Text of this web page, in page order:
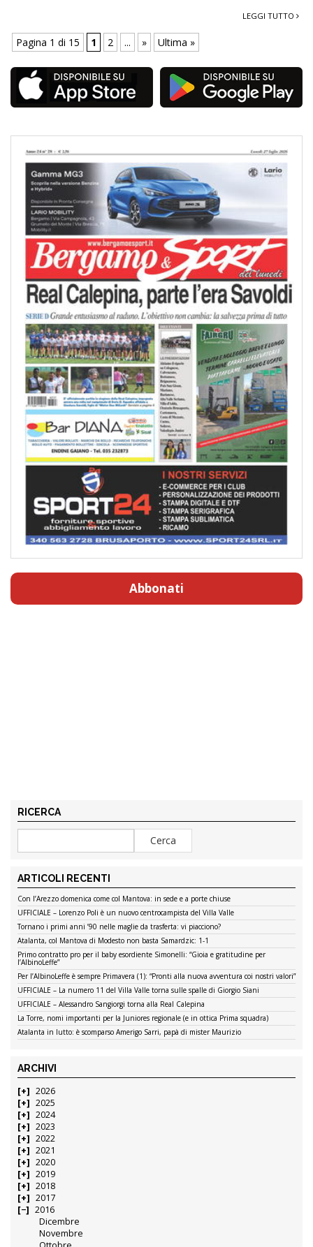
LEGGI TUTTO
Pagina 1 di 15 1 2 ... » Ultima »
Abbonati
RICERCA
ARTICOLI RECENTI
Con l’Arezzo domenica come col Mantova: in sede e a porte chiuse
UFFICIALE – Lorenzo Poli è un nuovo centrocampista del Villa Valle
Tornano i primi anni ’90 nelle maglie da trasferta: vi piacciono?
Atalanta, col Mantova di Modesto non basta Samardzic: 1-1
Primo contratto pro per il baby esordiente Simonelli: “Gioia e gratitudine per
l’AlbinoLeffe”
Per l’AlbinoLeffe è sempre Primavera (1): “Pronti alla nuova avventura coi nostri valori”
UFFICIALE – La numero 11 del Villa Valle torna sulle spalle di Giorgio Siani
UFFICIALE – Alessandro Sangiorgi torna alla Real Calepina
La Torre, nomi importanti per la Juniores regionale (e in ottica Prima squadra)
Atalanta in lutto: è scomparso Amerigo Sarri, papà di mister Maurizio
ARCHIVI
2026
2025
2024
2023
2022
2021
2020
2019
2018
2017
2016
Dicembre
Novembre